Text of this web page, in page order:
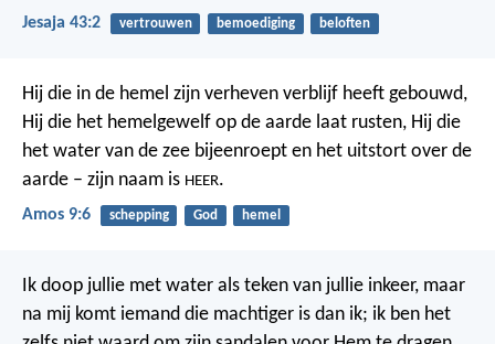
Jesaja 43:2 vertrouwen bemoediging beloften
Hij die in de hemel zijn verheven verblijf heeft gebouwd,
Hij die het hemelgewelf op de aarde laat rusten, Hij die
het water van de zee bijeenroept en het uitstort over de
aarde – zijn naam is HEER.
Amos 9:6 schepping God hemel
Ik doop jullie met water als teken van jullie inkeer, maar
na mij komt iemand die machtiger is dan ik; ik ben het